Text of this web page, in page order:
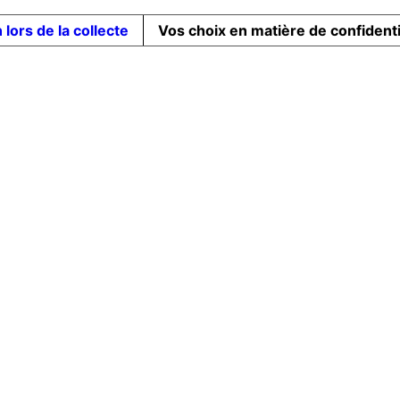
lors de la collecte Vos choix en matière de